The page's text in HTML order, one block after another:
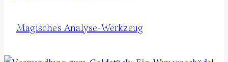
Magisches Analyse-Werkzeug